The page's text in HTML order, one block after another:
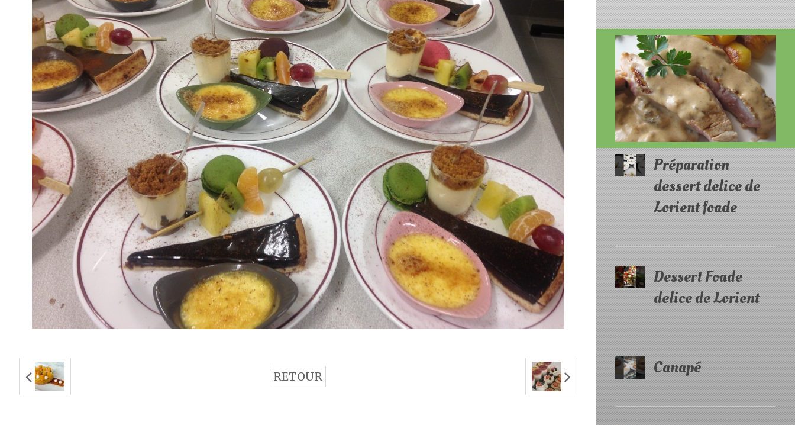
RETOUR
Préparation
dessert delice de
Lorient foade
Dessert Foade
delice de Lorient
Canapé